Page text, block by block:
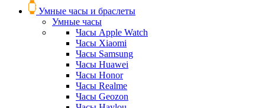
Умные часы и браслеты
Умные часы
Часы Apple Watch
Часы Xiaomi
Часы Samsung
Часы Huawei
Часы Honor
Часы Realme
Часы Geozon